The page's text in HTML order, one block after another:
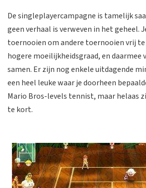
De singleplayercampagne is tamelijk
geen verhaal is verweven in het geheel.
toernooien om andere toernooien vrij
hogere moeilijkheidsgraad, en daarmee
samen. Er zijn nog enkele uitdagende
een heel leuke waar je doorheen
Mario Bros-levels tennist, maar helaas
te kort.